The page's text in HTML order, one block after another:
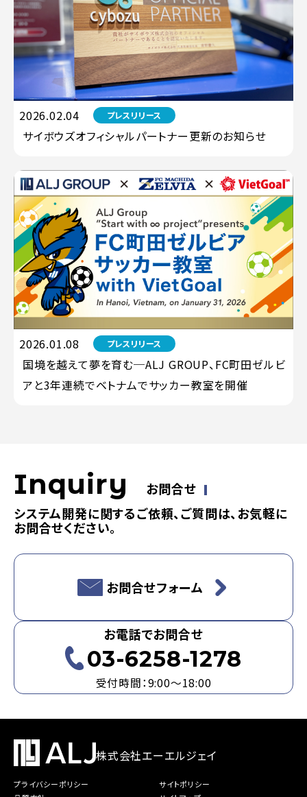
2026.02.04 プレスリリース
サイボウズオフィシャルパートナー更新のお知らせ
2026.01.08 プレスリリース
国境を越えて夢を育む─ALJ GROUP、FC町田ゼルビ
アと3年連続でベトナムでサッカー教室を開催
Inquiry
お問合せ
システム開発に関するご依頼、ご質問は、お気軽に
お問合せください。
お問合せフォーム
お電話でお問合せ
03-6258-1278
受付時間：9:00～18:00
株式会社エーエルジェイ
プライバシーポリシー
サイトポリシー